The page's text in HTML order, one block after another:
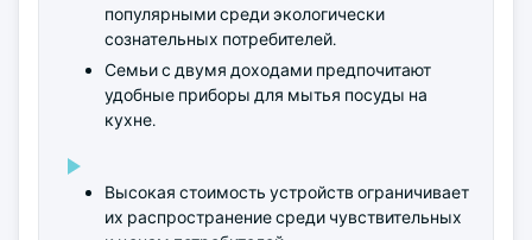
популярными среди экологически
сознательных потребителей.
Семьи с двумя доходами предпочитают
удобные приборы для мытья посуды на
кухне.
Высокая стоимость устройств ограничивает
их распространение среди чувствительных